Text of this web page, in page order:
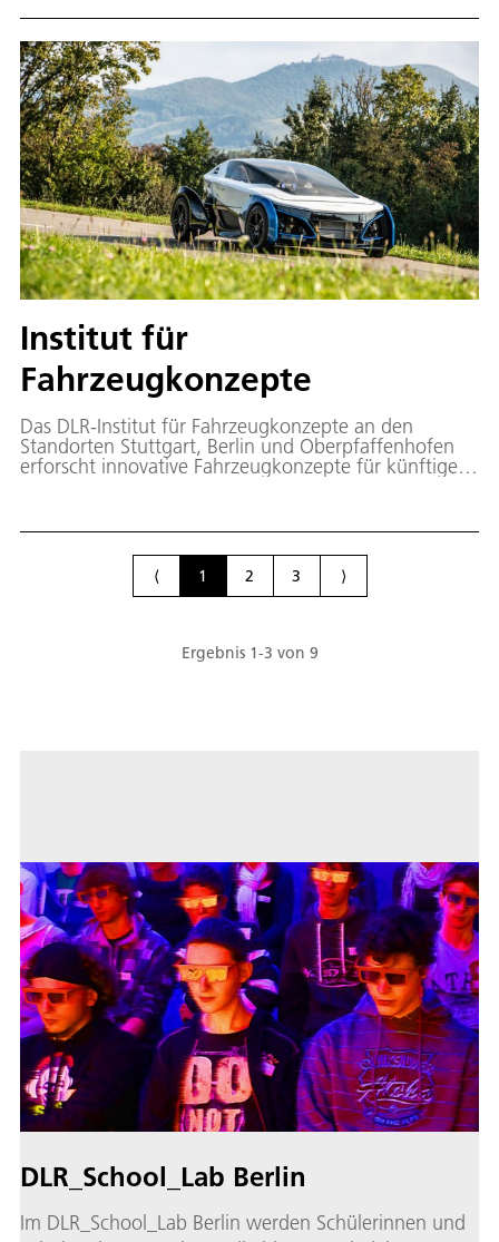
Institut für
Fahrzeugkonzepte
Das DLR-Institut für Fahrzeugkonzepte an den
Standorten Stuttgart, Berlin und Oberpfaffenhofen
erforscht innovative Fahrzeugkonzepte für künftige
⟨ 1 2 3 ⟩
Ergebnis 1-3 von 9
DLR_School_Lab Berlin
Im DLR_School_Lab Berlin werden Schülerinnen und